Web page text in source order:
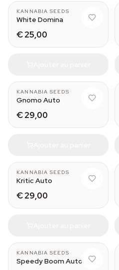
KANNABIA SEEDS
White Domina
€ 25,00
KANNABIA SEEDS
Gnomo Auto
€ 29,00
KANNABIA SEEDS
Kritic Auto
€ 29,00
KANNABIA SEEDS
Speedy Boom Auto